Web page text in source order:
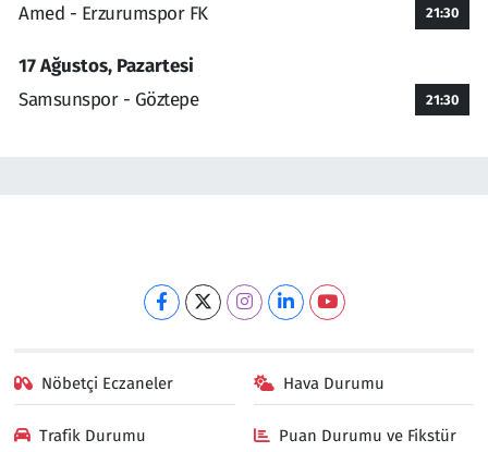
Amed - Erzurumspor FK 21:30
17 Ağustos, Pazartesi
Samsunspor - Göztepe
21:30
Nöbetçi Eczaneler Hava Durumu
Trafik Durumu Puan Durumu ve Fikstür